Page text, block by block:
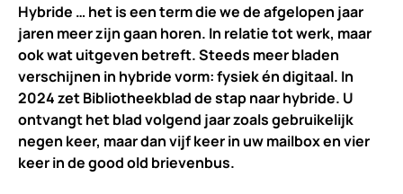
Hybride … het is een term die we de afgelopen jaar
jaren meer zijn gaan horen. In relatie tot werk, maar
ook wat uitgeven betreft. Steeds meer bladen
verschijnen in hybride vorm: fysiek én digitaal. In
2024 zet Bibliotheekblad de stap naar hybride. U
ontvangt het blad volgend jaar zoals gebruikelijk
negen keer, maar dan vijf keer in uw mailbox en vier
keer in de good old brievenbus.